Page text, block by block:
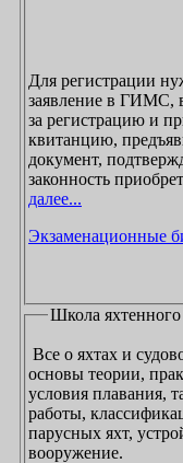
Для регистрации
заявление в ГИМС, внести плату
за регистрацию и
квитанцию,
документ,
законность
далее...
Экзаменационные
Школа яхтенного
Все о яхтах и судовождении,
основы теории,
условия плавания, такелажные
работы,
парусных яхт,
вооружение.